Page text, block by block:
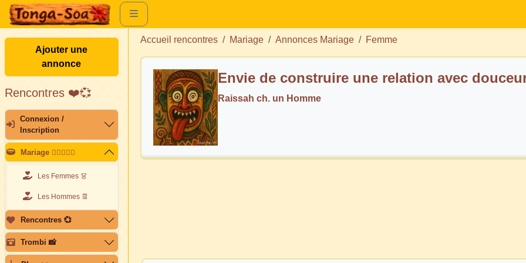
Ajouter une
annonce
Rencontres ❤️💞
Connexion /
Inscription
Mariage 👩🏽‍❤️‍👨🏽
Les Femmes 👗
Les Hommes 👖
Rencontres 💞
Trombi 📸
Accueil rencontres Mariage Annonces Mariage Femme
Envie de construire une relation avec
Raissah ch. un Homme